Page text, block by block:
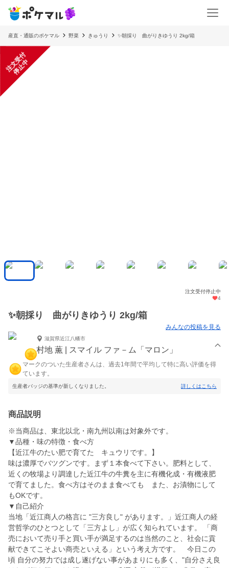
産直・通販のポケマル 野菜 きゅうり ✨朝採り 曲がりきゆうり 2kg/箱
注
文
受
付
停
止
中
注文受付停止中
4
✨朝採り 曲がりきゆうり 2kg/箱
みんなの投稿を見る
滋賀県近江八幡市
村地 薫 | スマイル ファ－ム「マロン」
マークのついた生産者さんは、過去1年間で平均して特に高い評価を得
ています。
生産者バッジの基準が新しくなりました。 詳しくはこちら
商品説明
※当商品は、東北以北・南九州以南は対象外です。
▼品種・味の特徴・食べ方
【近江牛のたい肥で育てた キュウリです。】
味は濃厚でバツグンです。まず１本食べて下さい。肥料として、
近くの牧場より調達した近江牛の牛糞を主に有機化成・有機液肥
で育てました。食べ方はそのまま食べても また、お漬物にして
もOKです。
▼自己紹介
当地「近江商人の格言に "三方良し" があります。」近江商人の経
営哲学のひとつとして「三方よし」が広く知られています。 「商
売において売り手と買い手が満足するのは当然のこと、社会に貢
献できてこそよい商売といえる」という考え方です。 今日この
頃 自分の努力では成し遂げない事があまりにも多く、"自分さえ良